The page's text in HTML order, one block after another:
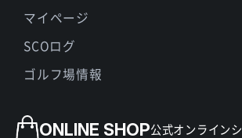
ONLINE SHOP公式オンライン
マイページ
SCOログ
ゴルフ場情報